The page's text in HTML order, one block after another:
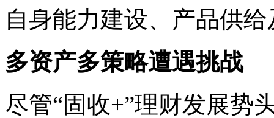
自身能力建设、产品供
多资产多策略遭遇挑战
尽管“固收+”理财发展势